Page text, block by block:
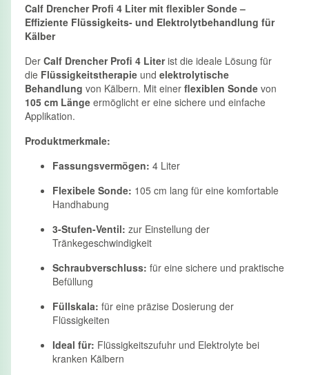
Calf Drencher Profi 4 Liter mit flexibler Sonde –
Effiziente Flüssigkeits- und Elektrolytbehandlung für
Kälber
Der Calf Drencher Profi 4 Literist die ideale Lösung für
die Flüssigkeitstherapie und elektrolytische
Behandlung von Kälbern. Mit einer flexiblen Sonde von
105 cm Länge ermöglicht er eine sichere und einfache
Applikation.
Produktmerkmale:
Fassungsvermögen: 4 Liter
Flexibele Sonde: 105 cm lang für eine komfortable
Handhabung
3-Stufen-Ventil: zur Einstellung der
Tränkegeschwindigkeit
Schraubverschluss: für eine sichere und praktische
Befüllung
Füllskala: für eine präzise Dosierung der
Flüssigkeiten
Ideal für: Flüssigkeitszufuhr und Elektrolyte bei
kranken Kälbern